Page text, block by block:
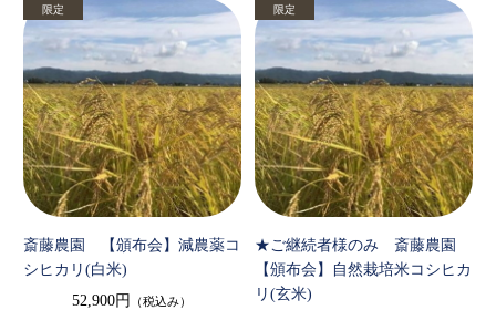
斎藤農園 【頒布会】減農薬コ
シヒカリ(白米)
52,900円
（税込み）
★ご継続者様のみ 斎藤農園
【頒布会】自然栽培米コシヒカ
リ(玄米)